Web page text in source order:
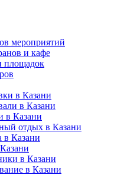
мероприятий
и кафе
площадок
в Казани
в Казани
в Казани
отдых в Казани
в Казани
в Казани
в Казани